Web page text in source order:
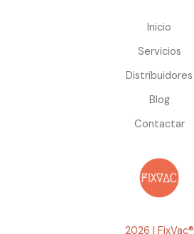
Inicio
Servicios
Distribuidores
Blog
Contactar
2026 | FixVac®